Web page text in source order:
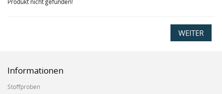
Produkt nicht gefunden!
WEITER
Informationen
Stoffproben